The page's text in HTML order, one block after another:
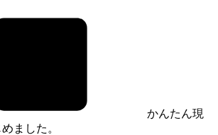
かんたん現
ました。